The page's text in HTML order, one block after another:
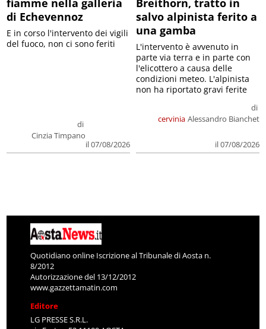
fiamme nella galleria
di Echevennoz
di
Cinzia Timpano
il 07/08/2026
E in corso l'intervento dei vigili
del fuoco, non ci sono feriti
Breithorn, tratto in
salvo alpinista ferito a
una gamba
cervinia
di
Alessandro Bianchet
il 07/08/2026
L'intervento è avvenuto in
parte via terra e in parte con
l'elicottero a causa delle
condizioni meteo. L'alpinista
non ha riportato gravi ferite
Quotidiano online Iscrizione al Tribunale di Aosta n.
8/2012
Autorizzazione del 13/12/2012
www.gazzettamatin.com
Editore
LG PRESSE S.R.L.